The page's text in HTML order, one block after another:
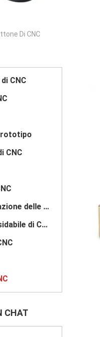
Di CNC
CNC
CNC
Montaggio su ordinazione delle parti di metallo
Parti di acciaio inossidabile di CNC
CHAT